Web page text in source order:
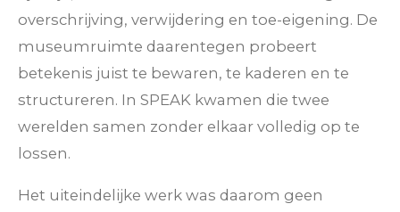
overschrijving, verwijdering en toe-eigening. De
museumruimte daarentegen probeert
betekenis juist te bewaren, te kaderen en te
structureren. In SPEAK kwamen die twee
werelden samen zonder elkaar volledig op te
lossen.
Het uiteindelijke werk was daarom geen